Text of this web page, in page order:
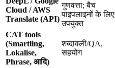
Cloud / AWS
Translate (API)
गुणवत्ता; बैच
पाइपलाइनों के लिए
उपयुक्त
CAT tools
(Smartling,
Lokalise,
Phrase, आदि)
शब्दावली/QA,
सहयोग